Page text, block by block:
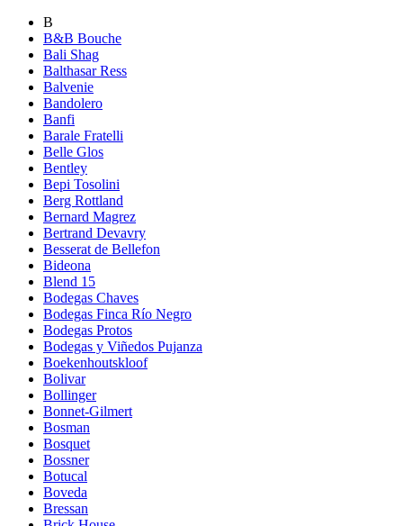
B
B&B Bouche
Bali Shag
Balthasar Ress
Balvenie
Bandolero
Banfi
Barale Fratelli
Belle Glos
Bentley
Bepi Tosolini
Berg Rottland
Bernard Magrez
Bertrand Devavry
Besserat de Bellefon
Bideona
Blend 15
Bodegas Chaves
Bodegas Finca Río Negro
Bodegas Protos
Bodegas y Viñedos Pujanza
Boekenhoutskloof
Bolivar
Bollinger
Bonnet-Gilmert
Bosman
Bosquet
Bossner
Botucal
Boveda
Bressan